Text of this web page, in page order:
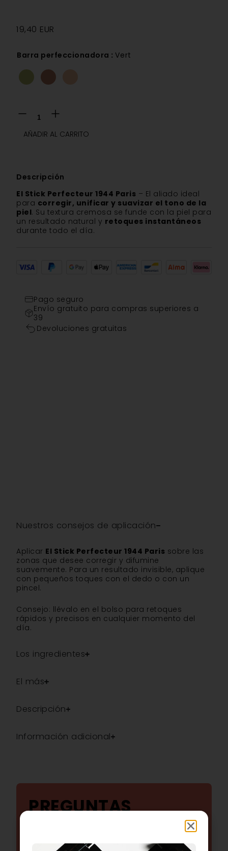
base a
valoraciones
19,40 EUR
Descripción
El Stick Perfecteur 1944 Paris – El aliado ideal
para corregir, unificar y suavizar el tono de la
piel. Su textura cremosa se funde con la piel para
un resultado natural y retoques instantáneos
durante todo el día.
Barra perfeccionadora : Vert
AÑADIR AL CARRITO
Pago seguro
Envío gratuito para compras superiores a
39
Devoluciones gratuitas
Nuestros consejos de aplicación
Aplicar El Stick Perfecteur 1944 Paris sobre las
zonas que desee corregir y difumine
suavemente. Para un resultado invisible, aplique
con pequeños toques con el dedo o con un
pincel.
Consejo: llévalo en el bolso para retoques
rápidos y precisos en cualquier momento del
día.
Los ingredientes
El más
Descripción
Información adicional
PREGUNTAS